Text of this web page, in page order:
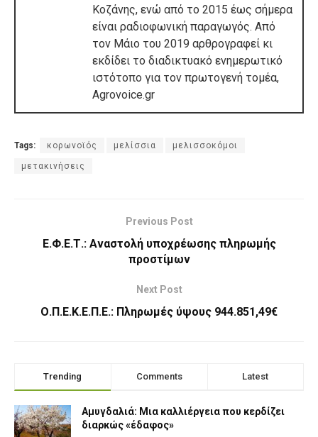
Κοζάνης, ενώ από το 2015 έως σήμερα
είναι ραδιοφωνική παραγωγός. Από
τον Μάιο του 2019 αρθρογραφεί κι
εκδίδει το διαδικτυακό ενημερωτικό
ιστότοπο για τον πρωτογενή τομέα,
Agrovoice.gr
Tags: κορωνοϊός μελίσσια μελισσοκόμοι
μετακινήσεις
Previous Post
Ε.Φ.Ε.Τ.: Αναστολή υποχρέωσης πληρωμής
προστίμων
Next Post
Ο.Π.Ε.Κ.Ε.Π.Ε.: Πληρωμές ύψους 944.851,49€
Trending Comments Latest
Αμυγδαλιά: Μια καλλιέργεια που κερδίζει
διαρκώς «έδαφος»